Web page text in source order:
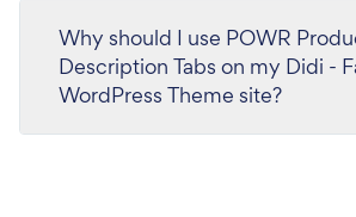
Why should I use POWR
Description Tabs on my Didi -
WordPress Theme site?